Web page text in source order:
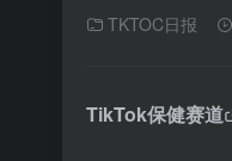
TKTOC日报
TikTok保健赛道